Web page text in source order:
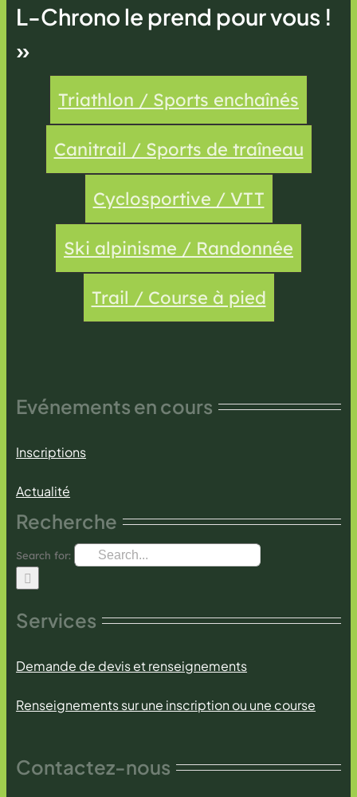
L-Chrono le prend pour vous !
»
Triathlon / Sports enchaînés
Canitrail / Sports de traîneau
Cyclosportive / VTT
Ski alpinisme / Randonnée
Trail / Course à pied
Evénements en cours
Inscriptions
Actualité
Recherche
Search for:
Services
Demande de devis et renseignements
Renseignements sur une inscription ou une course
Contactez-nous